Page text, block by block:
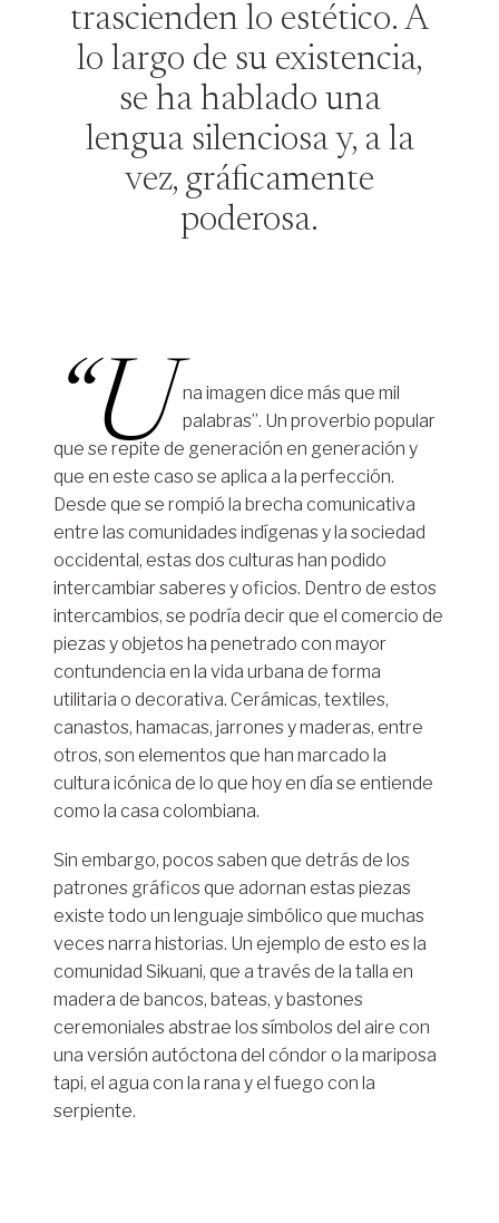
trascienden lo estético. A
lo largo de su existencia,
se ha hablado una
lengua silenciosa y, a la
vez, gráficamente
poderosa.
“U na imagen dice más que mil
palabras”. Un proverbio popular
que se repite de generación en generación y
que en este caso se aplica a la perfección.
Desde que se rompió la brecha comunicativa
entre las comunidades indígenas y la sociedad
occidental, estas dos culturas han podido
intercambiar saberes y oficios. Dentro de estos
intercambios, se podría decir que el comercio de
piezas y objetos ha penetrado con mayor
contundencia en la vida urbana de forma
utilitaria o decorativa. Cerámicas, textiles,
canastos, hamacas, jarrones y maderas, entre
otros, son elementos que han marcado la
cultura icónica de lo que hoy en día se entiende
como la casa colombiana.
Sin embargo, pocos saben que detrás de los
patrones gráficos que adornan estas piezas
existe todo un lenguaje simbólico que muchas
veces narra historias. Un ejemplo de esto es la
comunidad Sikuani, que a través de la talla en
madera de bancos, bateas, y bastones
ceremoniales abstrae los símbolos del aire con
una versión autóctona del cóndor o la mariposa
tapi, el agua con la rana y el fuego con la
serpiente.